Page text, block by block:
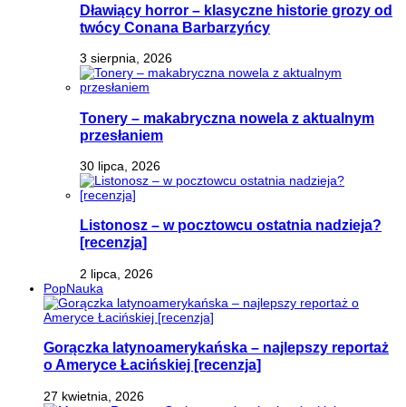
Dławiący horror – klasyczne historie grozy od
twócy Conana Barbarzyńcy
3 sierpnia, 2026
Tonery – makabryczna nowela z aktualnym
przesłaniem
30 lipca, 2026
Listonosz – w pocztowcu ostatnia nadzieja?
[recenzja]
2 lipca, 2026
PopNauka
Gorączka latynoamerykańska – najlepszy reportaż
o Ameryce Łacińskiej [recenzja]
27 kwietnia, 2026